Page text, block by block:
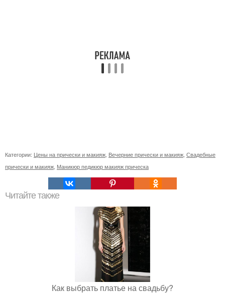
Категории: Цены на прически и макияж Вечерние прически и макияж Свадебные
прически и макияж Маникюр педикюр макияж прическа
Читайте также
Как выбрать платье на свадьбу?